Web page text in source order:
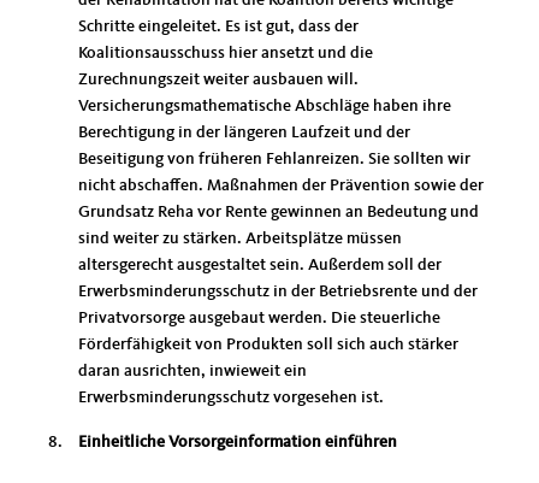
Schritte eingeleitet. Es ist gut, dass der
Koalitionsausschuss hier ansetzt und die
Zurechnungszeit weiter ausbauen will.
Versicherungsmathematische Abschläge haben ihre
Berechtigung in der längeren Laufzeit und der
Beseitigung von früheren Fehlanreizen. Sie sollten wir
nicht abschaffen. Maßnahmen der Prävention sowie der
Grundsatz Reha vor Rente gewinnen an Bedeutung und
sind weiter zu stärken. Arbeitsplätze müssen
altersgerecht ausgestaltet sein. Außerdem soll der
Erwerbsminderungsschutz in der Betriebsrente und der
Privatvorsorge ausgebaut werden. Die steuerliche
Förderfähigkeit von Produkten soll sich auch stärker
daran ausrichten, inwieweit ein
Erwerbsminderungsschutz vorgesehen ist.
Einheitliche Vorsorgeinformation einführen